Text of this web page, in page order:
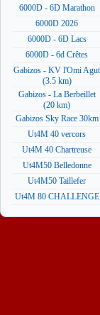
6000D - 6D Marathon
6000D 2026
6000D - 6D Lacs
6000D - 6d Crêtes
Gabizos - KV l'Omi Agut
(3.5 km)
Gabizos - La Berbeillet
(20 km)
Gabizos Sky Race 30km
Ut4M 40 vercors
Ut4M 40 Chartreuse
Ut4M50 Belledonne
Ut4M50 Taillefer
Ut4M 80 CHALLENGE